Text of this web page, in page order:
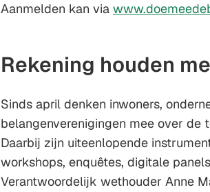
selecteren.
Aanmelden kan via
Rekening houden
Sinds april denken inwoners,
belangenverenigingen mee over de
Daarbij zijn uiteenlopende
workshops, enquêtes, digitale
Verantwoordelijk wethouder Anne